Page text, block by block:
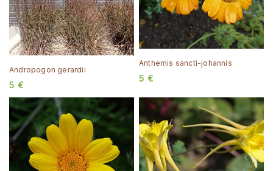
Andropogon gerardii
5 €
Anthemis sancti-johannis
5 €